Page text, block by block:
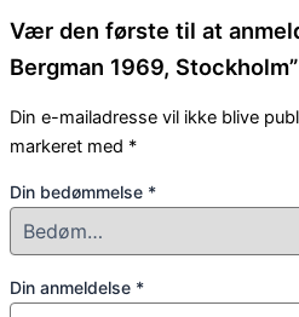
Vær den første til at
Bergman 1969, Stockholm”
Din e-mailadresse vil ikke blive
markeret med *
Din bedømmelse *
Din anmeldelse *